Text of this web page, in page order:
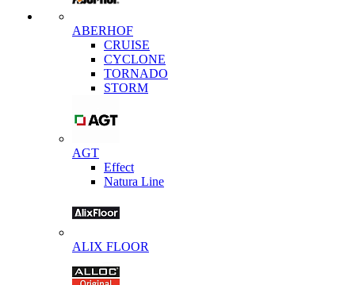
ABERHOF
CRUISE
CYCLONE
TORNADO
STORM
AGT
Effect
Natura Line
ALIX FLOOR